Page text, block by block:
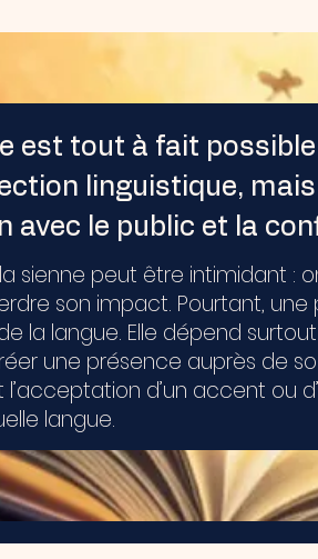
est tout à fait
linguistique,
avec le public et la
sienne peut être intimidant :
son impact. Pourtant,
la langue. Elle dépend
une présence auprès de
d’un accent ou
langue.